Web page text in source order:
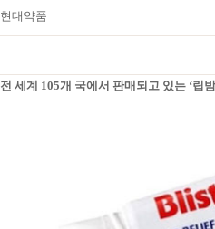
현대약품
전 세계 105개 국에서 판매되고 있는 ‘립